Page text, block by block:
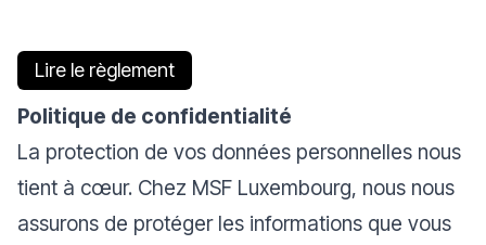
Lire le règlement
Politique de confidentialité
La protection de vos données personnelles nous
tient à cœur. Chez MSF Luxembourg, nous nous
assurons de protéger les informations que vous